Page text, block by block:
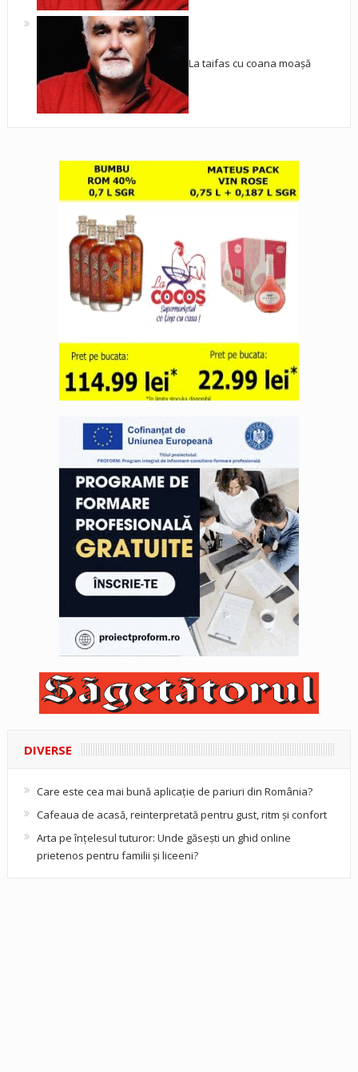
La taifas cu coana moașă
DIVERSE
Care este cea mai bună aplicație de pariuri din România?
Cafeaua de acasă, reinterpretată pentru gust, ritm și confort
Arta pe înțelesul tuturor: Unde găsești un ghid online
prietenos pentru familii și liceeni?